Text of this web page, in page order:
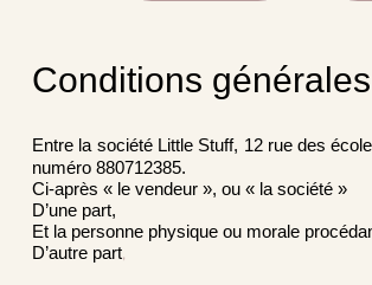
Conditions
Entre la société Little Stuff, 12 rue des
numéro 880712385.
Ci-après « le vendeur », ou « la société »
D’une part,
Et la personne physique ou morale
D’autre part,